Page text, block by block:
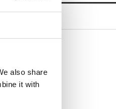
also share
it with